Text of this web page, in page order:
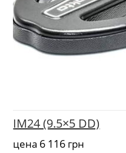
IM24 (9.5×5 DD)
цена 6 116грн